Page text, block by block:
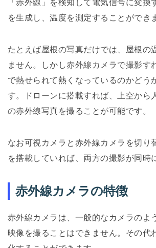
「赤外線」を検知して電気信号に変換
を生成し、温度を測定することができ
たとえば屋根の写真だけでは、屋根の
ません。しかし赤外線カメラで撮影す
で熱せられて熱くなっているのかどう
す。ドローンに搭載すれば、上空から
の赤外線写真を撮ることが可能です。
なお可視カメラと赤外線カメラを切り
を搭載していれば、両方の撮影が同時
赤外線カメラの特徴
赤外線カメラは、一般的なカメラのよ
映像を撮ることはできません。その代